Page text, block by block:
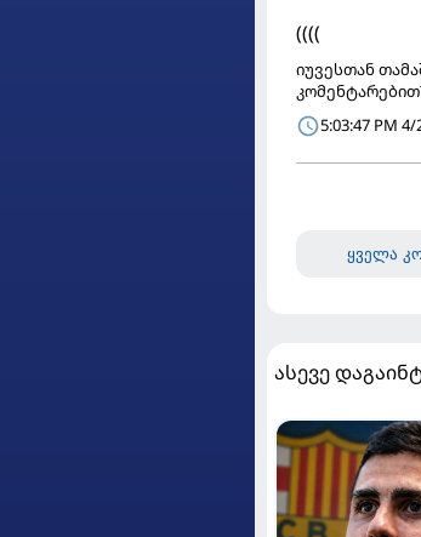
((((
იუვესთან
5:03:47 PM
ყველა
ასევე